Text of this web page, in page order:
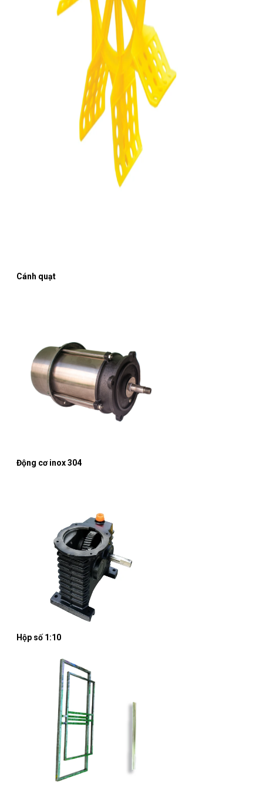
Cánh quạt
Động cơ inox 304
Hộp số 1:10